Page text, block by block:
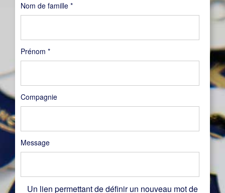
Nom de famille *
Prénom *
Compagnie
Message
Un lien permettant de définir un nouveau mot de